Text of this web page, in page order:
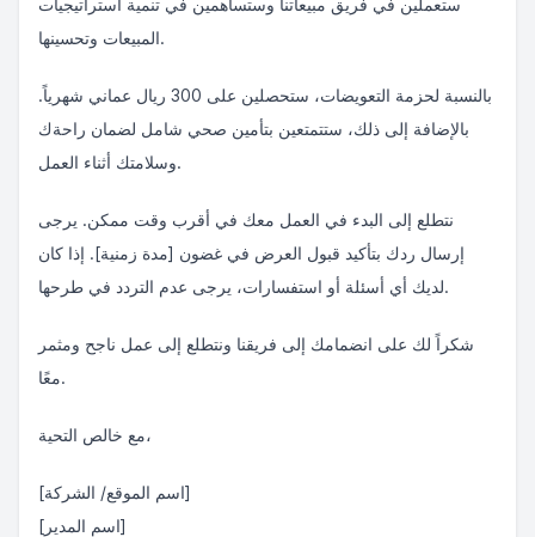
ستعملين في فريق مبيعاتنا وستساهمين في تنمية استراتيجيات
المبيعات وتحسينها.
بالنسبة لحزمة التعويضات، ستحصلين على 300 ريال عماني شهرياً.
بالإضافة إلى ذلك، ستتمتعين بتأمين صحي شامل لضمان راحةك
وسلامتك أثناء العمل.
نتطلع إلى البدء في العمل معك في أقرب وقت ممكن. يرجى
إرسال ردك بتأكيد قبول العرض في غضون [مدة زمنية]. إذا كان
لديك أي أسئلة أو استفسارات، يرجى عدم التردد في طرحها.
شكراً لك على انضمامك إلى فريقنا ونتطلع إلى عمل ناجح ومثمر
معًا.
مع خالص التحية،
[اسم الموقع/ الشركة]
[اسم المدير]